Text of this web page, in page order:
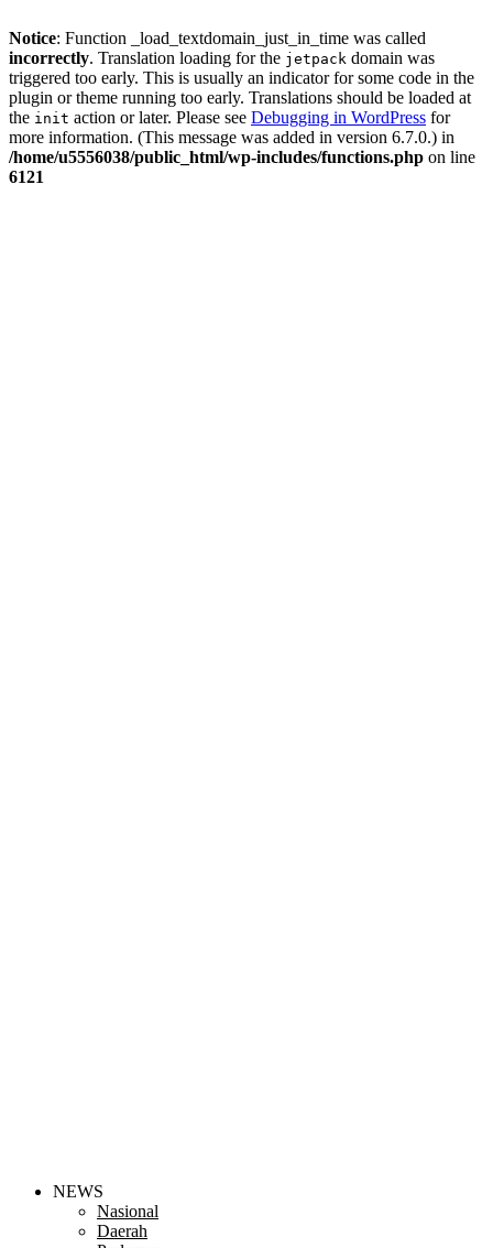
Notice: Function _load_textdomain_just_in_time was called
incorrectly. Translation loading for the jetpack domain was
triggered too early. This is usually an indicator for some code in the
plugin or theme running too early. Translations should be loaded at
the init action or later. Please see Debugging in WordPress for
more information. (This message was added in version 6.7.0.) in
/home/u5556038/public_html/wp-includes/functions.php on line
6121
NEWS
Nasional
Daerah